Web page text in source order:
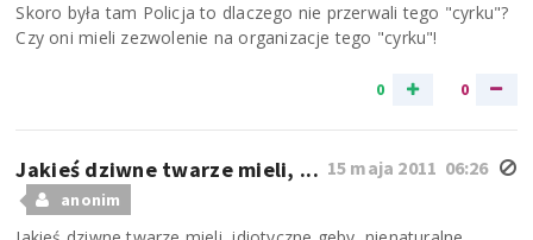
Skoro była tam Policja to dlaczego nie przerwali tego "cyrku"?
Czy oni mieli zezwolenie na organizacje tego "cyrku"!
0 0
15 maja 2011 06:26
Jakieś dziwne twarze mieli, ...
anonim